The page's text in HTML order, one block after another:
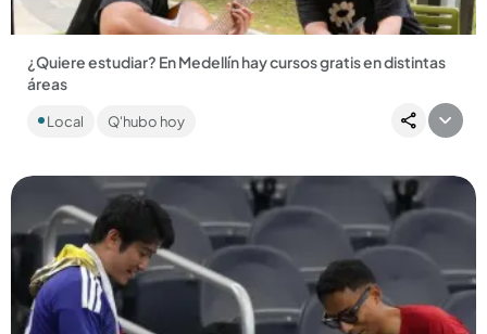
¿Quiere estudiar? En Medellín hay cursos gratis en distintas
áreas
Los cursos son virtuales y hasta ahora hay 16.000 personas
inscritas de las 50.000 que la plataforma puede albergar.
Local Q'hubo hoy
Compartir Noticia